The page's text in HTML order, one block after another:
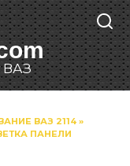
ВАЗ
ВАЗ 2114 »
ПАНЕЛИ